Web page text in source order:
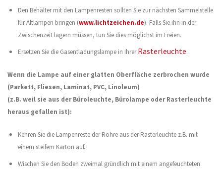
Den Behälter mit den Lampenresten sollten Sie zur nächsten Sammelstelle
für Altlampen bringen (www.lichtzeichen.de). Falls Sie ihn in der
Zwischenzeit lagern müssen, tun Sie dies möglichst im Freien.
Ersetzen Sie die Gasentladungslampe in IhrerRasterleuchte.
Wenn die Lampe auf einer glatten Oberfläche zerbrochen wurde
(Parkett, Fliesen, Laminat, PVC, Linoleum)
(z.B. weil sie aus der Büroleuchte, Bürolampe oder Rasterleuchte
heraus gefallen ist):
Kehren Sie die Lampenreste der Röhre aus der Rasterleuchte z.B. mit
einem steifem Karton auf.
Wischen Sie den Boden zweimal gründlich mit einem angefeuchteten